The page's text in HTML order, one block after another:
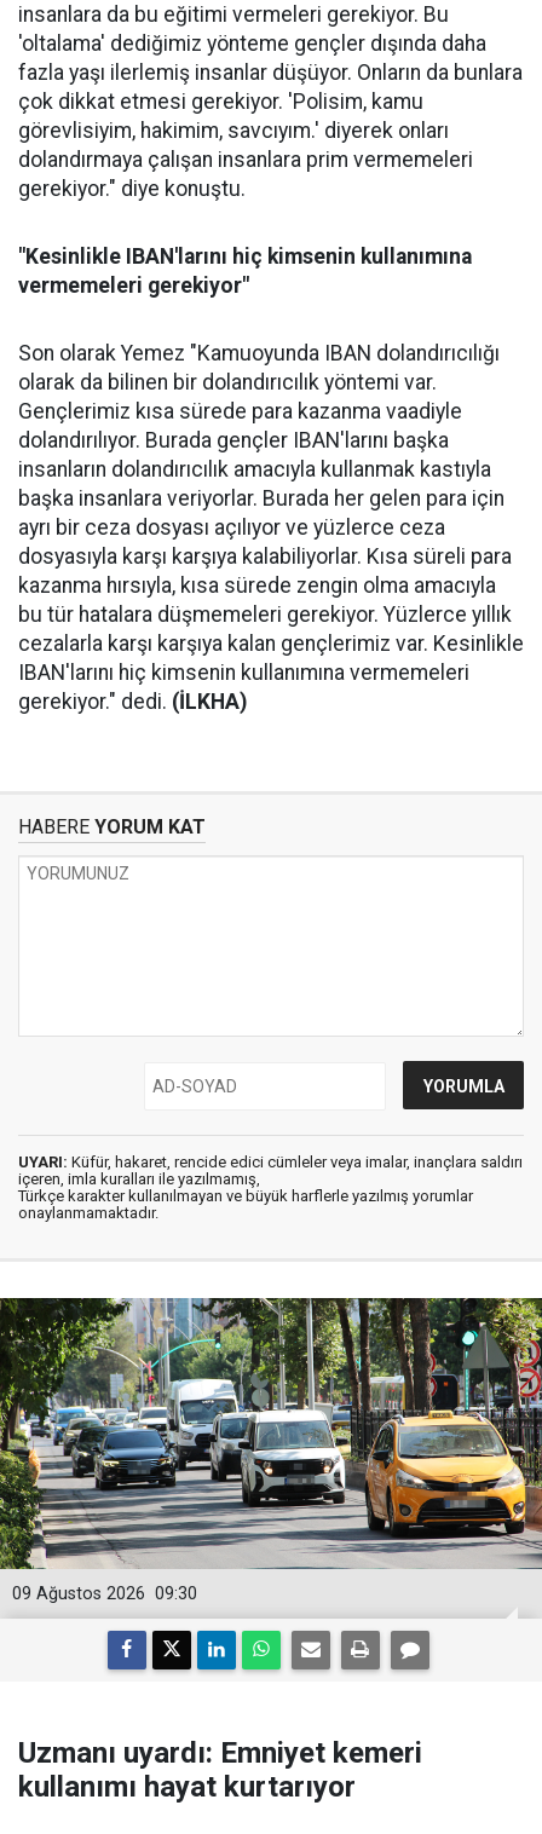
insanlara da bu eğitimi vermeleri gerekiyor. Bu
'oltalama' dediğimiz yönteme gençler dışında daha
fazla yaşı ilerlemiş insanlar düşüyor. Onların da bunlara
çok dikkat etmesi gerekiyor. 'Polisim, kamu
görevlisiyim, hakimim, savcıyım.' diyerek onları
dolandırmaya çalışan insanlara prim vermemeleri
gerekiyor." diye konuştu.
"Kesinlikle IBAN'larını hiç kimsenin kullanımına
vermemeleri gerekiyor"
Son olarak Yemez "Kamuoyunda IBAN dolandırıcılığı
olarak da bilinen bir dolandırıcılık yöntemi var.
Gençlerimiz kısa sürede para kazanma vaadiyle
dolandırılıyor. Burada gençler IBAN'larını başka
insanların dolandırıcılık amacıyla kullanmak kastıyla
başka insanlara veriyorlar. Burada her gelen para için
ayrı bir ceza dosyası açılıyor ve yüzlerce ceza
dosyasıyla karşı karşıya kalabiliyorlar. Kısa süreli para
kazanma hırsıyla, kısa sürede zengin olma amacıyla
bu tür hatalara düşmemeleri gerekiyor. Yüzlerce yıllık
cezalarla karşı karşıya kalan gençlerimiz var. Kesinlikle
IBAN'larını hiç kimsenin kullanımına vermemeleri
gerekiyor." dedi. (İLKHA)
HABERE YORUM KAT
UYARI: Küfür, hakaret, rencide edici cümleler veya imalar, inançlara saldırı
içeren, imla kuralları ile yazılmamış,
Türkçe karakter kullanılmayan ve büyük harflerle yazılmış yorumlar
onaylanmamaktadır.
09:30
09 Ağustos 2026
Uzmanı uyardı: Emniyet kemeri
kullanımı hayat kurtarıyor